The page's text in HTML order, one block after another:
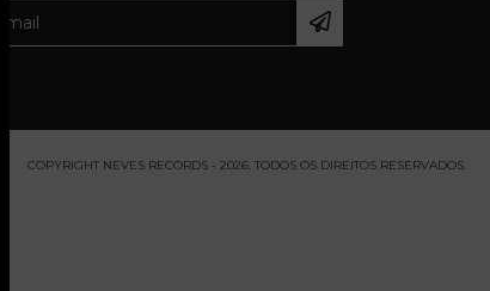
COPYRIGHT NEVES RECORDS - 2026. TODOS OS DIREITOS RESERVADOS.